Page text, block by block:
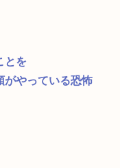
とを
がやっている恐怖